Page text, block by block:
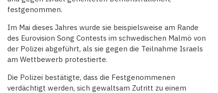
festgenommen.
Im Mai dieses Jahres wurde sie beispielsweise am Rande
des Eurovision Song Contests im schwedischen Malmö von
der Polizei abgeführt, als sie gegen die Teilnahme Israels
am Wettbewerb protestierte.
Die Polizei bestätigte, dass die Festgenommenen
verdächtigt werden, sich gewaltsam Zutritt zu einem